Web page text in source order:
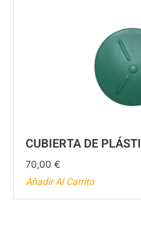
CUBIERTA DE
70,00€
Añadir Al Carrito